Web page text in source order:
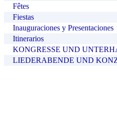
Fêtes
Fiestas
Inauguraciones y Presentaciones
Itinerarios
KONGRESSE UND
LIEDERABENDE UND